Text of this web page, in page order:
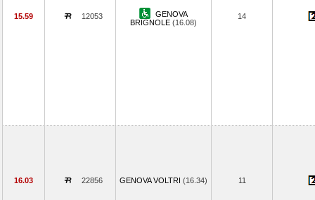
15.59 12053
GENOVA
BRIGNOLE (16.08)
14
16.03 22856 GENOVA VOLTRI (16.34) 11